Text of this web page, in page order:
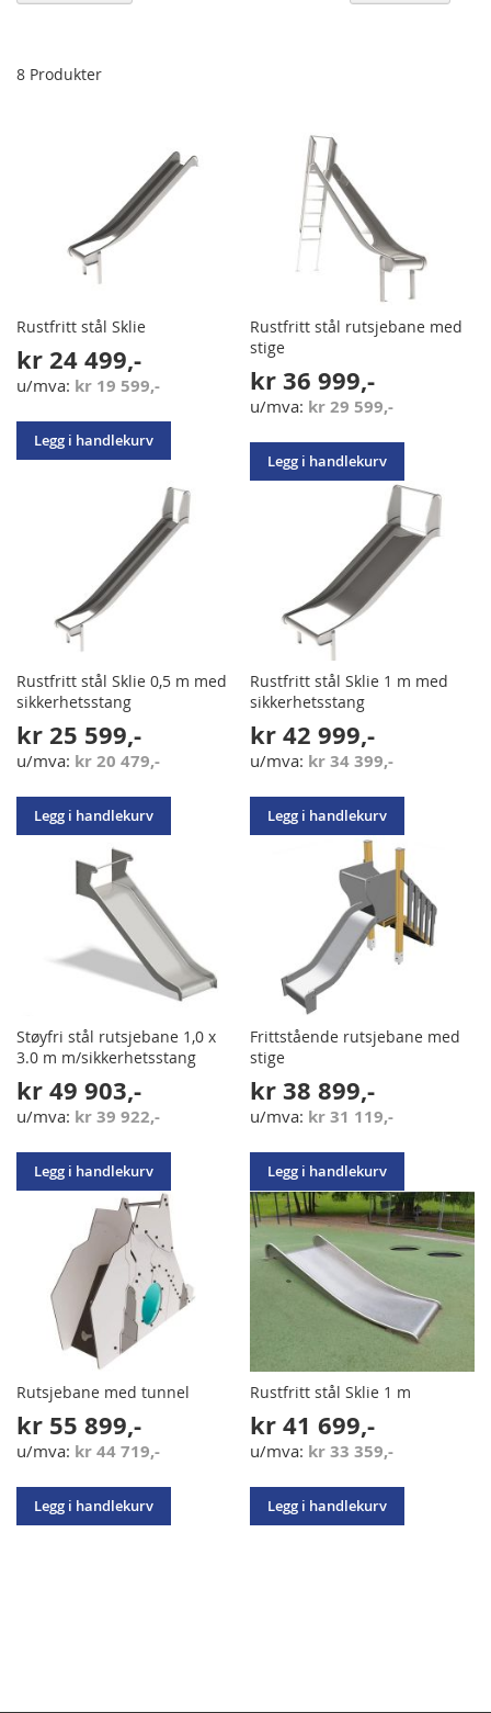
8 Produkter
Rustfritt stål Sklie
kr 24 499,-
kr 19 599,-
Legg i handlekurv
Rustfritt stål rutsjebane med
stige
kr 36 999,-
kr 29 599,-
Legg i handlekurv
Rustfritt stål Sklie 0,5 m med
sikkerhetsstang
kr 25 599,-
kr 20 479,-
Legg i handlekurv
Rustfritt stål Sklie 1 m med
sikkerhetsstang
kr 42 999,-
kr 34 399,-
Legg i handlekurv
Støyfri stål rutsjebane 1,0 x
3.0 m m/sikkerhetsstang
kr 49 903,-
kr 39 922,-
Legg i handlekurv
Frittstående rutsjebane med
stige
kr 38 899,-
kr 31 119,-
Legg i handlekurv
Rutsjebane med tunnel
kr 55 899,-
kr 44 719,-
Legg i handlekurv
Rustfritt stål Sklie 1 m
kr 41 699,-
kr 33 359,-
Legg i handlekurv